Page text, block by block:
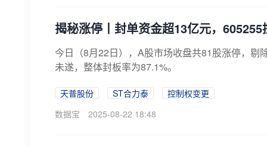
揭秘涨停丨封单资金超13亿元，605255
今日（8月22日），A股市场收盘共81股涨停，
未遂，整体封板率为87.1%。
天普股份 ST合力泰
控制权变更
数据宝
2025-08-22 18:48